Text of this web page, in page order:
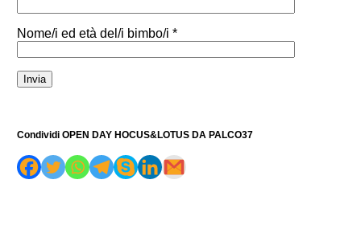
Nome/i ed età del/i bimbo/i *
Condividi OPEN DAY HOCUS&LOTUS DA PALCO37